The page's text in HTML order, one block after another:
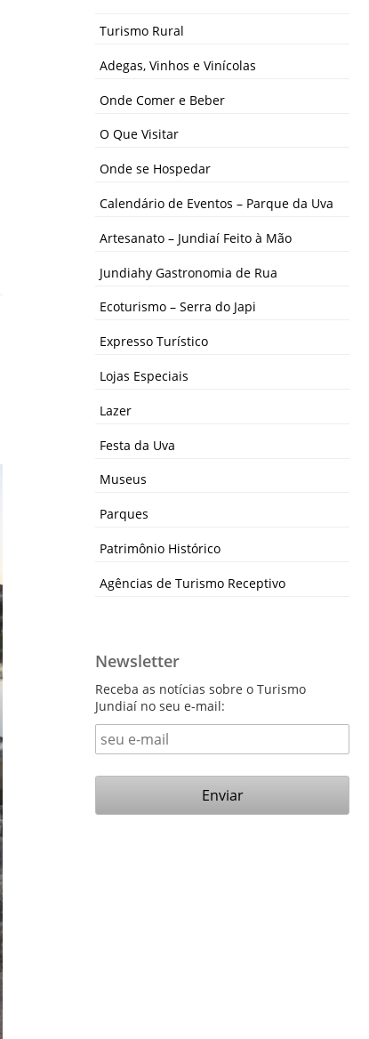
Turismo Rural
Adegas, Vinhos e Vinícolas
Onde Comer e Beber
O Que Visitar
Onde se Hospedar
Calendário de Eventos – Parque da Uva
Artesanato – Jundiaí Feito à Mão
Jundiahy Gastronomia de Rua
Ecoturismo – Serra do Japi
Expresso Turístico
Lojas Especiais
Lazer
Festa da Uva
Museus
Parques
Patrimônio Histórico
Agências de Turismo Receptivo
Newsletter
Receba as notícias sobre o Turismo
Jundiaí no seu e-mail: